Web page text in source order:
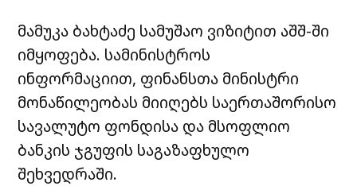
მამუკა ბახტაძე სამუშაო ვიზიტით აშშ-ში
იმყოფება. სამინისტროს
ინფორმაციით, ფინანსთა მინისტრი
მონაწილეობას მიიღებს საერთაშორისო
სავალუტო ფონდისა და მსოფლიო
ბანკის ჯგუფის საგაზაფხულო
შეხვედრაში.